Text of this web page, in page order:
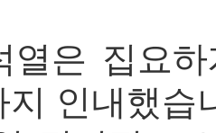
열은 집요
인내했습